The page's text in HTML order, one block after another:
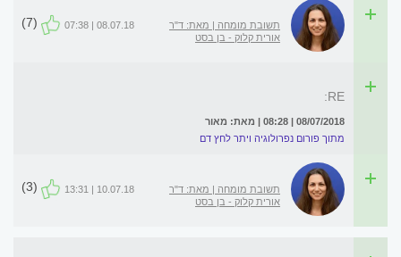
תשובת מומחה | מאת: ד"ר
אורית קלוק - בן בסט
08.07.18 | 07:38
(7)
RE:
08/07/2018 | 08:28 | מאת: מאור
מתוך פורום נפרולוגיה ויתר לחץ דם
תשובת מומחה | מאת: ד"ר
אורית קלוק - בן בסט
10.07.18 | 13:31
(3)